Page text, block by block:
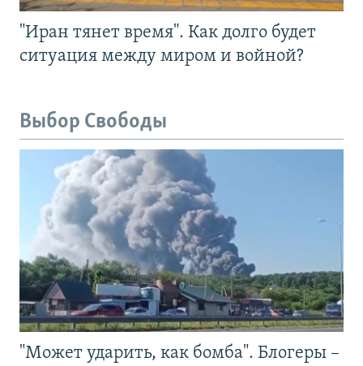
"Иран тянет время". Как долго будет
ситуация между миром и войной?
Выбор Свободы
"Может ударить, как бомба". Блогеры –